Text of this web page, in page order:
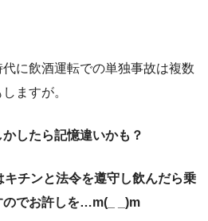
に飲酒運転での単独事故は複数
ますが。
したら記憶違いかも？
チンと法令を遵守し飲んだら乗
のでお許しを…m(_ _)m